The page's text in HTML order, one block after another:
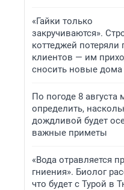
«Гайки только
закручиваются».
коттеджей потеряли
клиентов — им
сносить новые дома
По погоде 8 августа
определить,
дождливой будет
важные приметы
«Вода отравляется
гниения». Биолог
что будет с Турой в